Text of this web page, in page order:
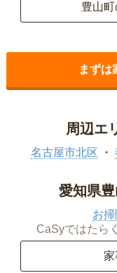
豊山
まずは
周辺エ
名古屋市北区
愛知県
お
CaSyではたら
家